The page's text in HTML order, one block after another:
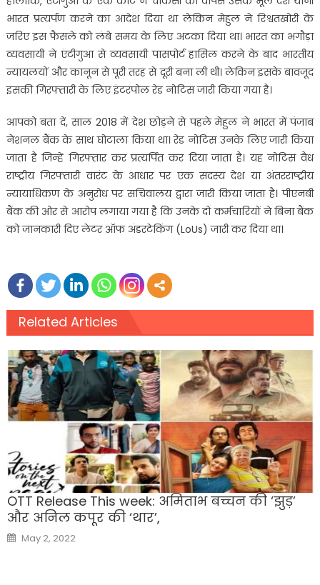
भारत प्रत्यर्पण करने का आदेश दिया था लेकिन मेहुल ने रिश्वतखोरी के
जरिए इस फैसले को लंबे समय के लिए अटका दिया था। भारत का भगौड़ा
व्यवसायी ने एंटीगुआ से व्यवसायी पासपोर्ट हासिल करने के बाद भारतीय
न्यायलयों और कानून से पूरी तरह से दूरी बना ली थी। लेकिन इसके बावजूद
इसकी गिरफ्तारी के लिए इंटरपोल रेड नोटिस जारी किया गया है।
आपको बता दें, साल 2018 में देश छोड़ने से पहले मेहुल ने भारत में पंजाब
नेशनल बैंक के साथ घोटाला किया था। रेड नोटिस उनके लिए जारी किया
जाता है जिन्हें गिरफ्तार कर प्रत्यर्पित कर दिया जाता है। यह नोटिस वैध
राष्ट्रीय गिरफ्तारी वारंट के आधार पर एक सदस्य देश या अंतरराष्ट्रीय
न्यायाधिकण के अनुरोध पर सचिवालय द्वारा जारी किया जाता है। पीएनबी
बैंक की ओर से आरोप लगाया गया है कि उनके दो कर्मचारियों ने बिना बैंक
को जानकारी दिए लेटर ऑफ अंडरटेकिंग (LoUs) जारी कर दिया था।
Related Articles
OTT Release This week: अमिताभ बच्चन की ‘झुड़’
और अनिल कपूर की ‘थार’,
Posted
on
May 2, 2022